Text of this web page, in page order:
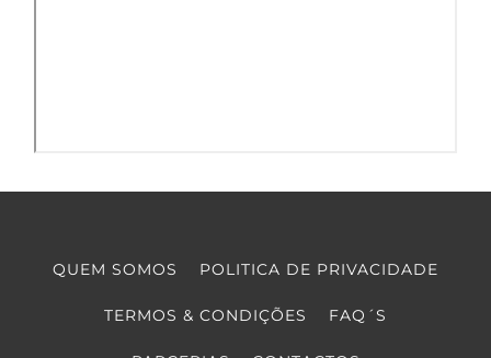
QUEM SOMOS POLITICA DE PRIVACIDADE
TERMOS & CONDIÇÕES FAQ´S